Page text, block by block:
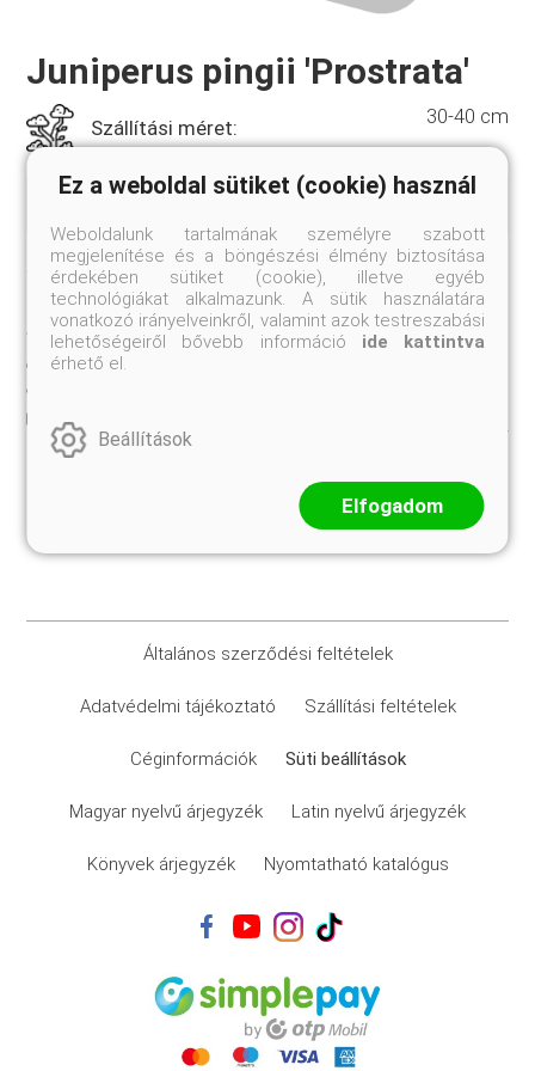
Juniperus pingii 'Prostrata'
Szállítási méret: 30-40 cm
Ezüstös kék lombú, talajtakaró boróka.
Jelenleg nem rendelhető
TULAJDONSÁGOK
Szállítási méret:
Kiszerelés: K2
Általános szerződési feltételek
Adatvédelmi tájékoztató Szállítási feltételek
Céginformációk Süti beállítások
Magyar nyelvű árjegyzék Latin nyelvű árjegyzék
Könyvek árjegyzék Nyomtatható katalógus
Ez a weboldal sütiket (cookie) használ
Weboldalunk tartalmának személyre szabott
megjelenítése és a böngészési élmény biztosítása
érdekében sütiket (cookie), illetve egyéb
technológiákat alkalmazunk. A sütik használatára
vonatkozó irányelveinkről, valamint azok testreszabási
lehetőségeiről bővebb információ ide kattintva
érhető el.
Beállítások
Elfogadom